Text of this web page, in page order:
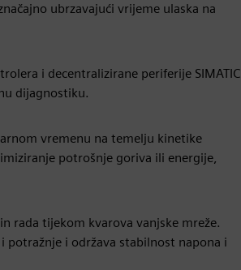
ubrzavajući vrijeme ulaska na
i decentralizirane periferije SIMATIC
dijagnostiku.
vremenu na temelju kinetike
potrošnje goriva ili energije,
rada tijekom kvarova vanjske mreže.
potražnje i održava stabilnost napona i